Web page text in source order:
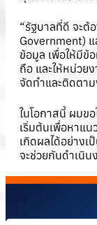
“รัฐบาลที่ดี จะต้
Government)
ข้อมูล เพื่อให้มี
ถือ และให้หน่วย
จัดทำและติดตา
ในโอกาสนี้ ผมข
เริ่มต้นเพื่อหาแ
เกิดผลได้อย่างเ
จะช่วยกันดำเนิน